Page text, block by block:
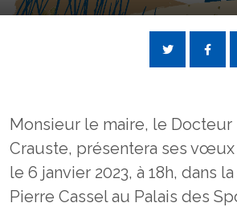
Monsieur le maire, le Docteur
Crauste, présentera ses
le 6 janvier 2023, à 18h, dans
Pierre Cassel au Palais des